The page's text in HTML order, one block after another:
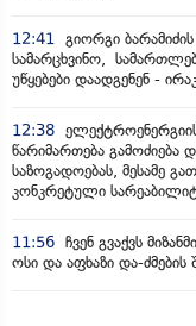
12:41
გიორგი
სამარცხვინო,
უწყებები დაადგენენ -
12:38
წარიმართება გამოძიება
საზოგადოებას, მესამე
კონკრეტული
11:56 ჩვენ გვაქვს
ოსი და აფხაზი და-